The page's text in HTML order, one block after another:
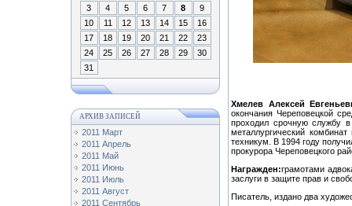
3
4 5 6 7 8
9
10
11 12 13 14 15
16
17
18 19 20 21 22
23
24
25 26 27 28 29
30
31
АРХИВ ЗАПИСЕЙ
2011 Март
2011 Апрель
2011 Май
2011 Июнь
2011 Июль
2011 Август
2011 Сентябрь
Хмелев Алексей
окончания Череповецкой
проходил срочную службу
металлургический
техникум. В 1994 году
прокурора Череповецкого
Награжден:грамотами
заслуги в защите прав и
Писатель, издано два